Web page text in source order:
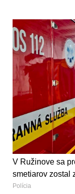
V Ružinove sa
smetiarov zostal
Polícia